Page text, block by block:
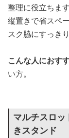
整理に役立ちます
縦置きで省スペ
スク脇にすっき
こんな人におす
い方。
マルチスロ
きスタンド